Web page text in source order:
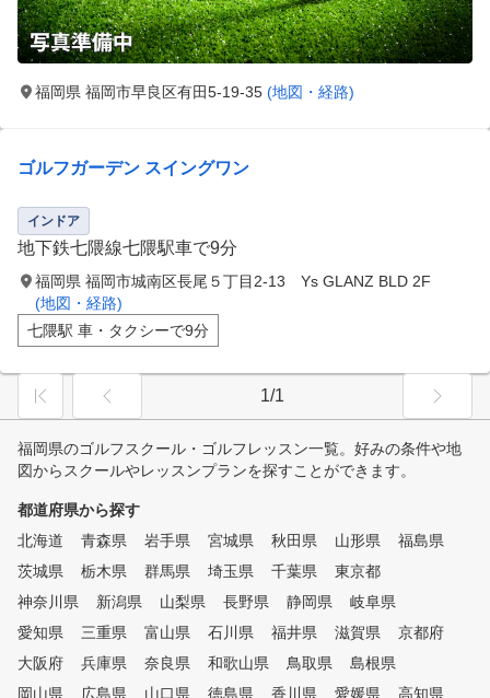
福岡県 福岡市早良区有田5-19-35 (地図・経路)
ゴルフガーデン スイングワン
インドア
地下鉄七隈線七隈駅車で9分
福岡県 福岡市城南区長尾５丁目2-13 Ys GLANZ BLD 2F
(地図・経路)
七隈駅 車・タクシーで9分
1/1
福岡県のゴルフスクール・ゴルフレッスン一覧。好みの条件や地
図からスクールやレッスンプランを探すことができます。
都道府県から探す
北海道
青森県 岩手県 宮城県 秋田県 山形県
福島県
茨城県
栃木県 群馬県 埼玉県 千葉県
東京都
神奈川県
新潟県 山梨県 長野県 静岡県
岐阜県
愛知県
三重県 富山県 石川県 福井県 滋賀県
京都府
大阪府
兵庫県 奈良県 和歌山県 鳥取県
島根県
岡山県
広島県 山口県 徳島県 香川県 愛媛県 高知県